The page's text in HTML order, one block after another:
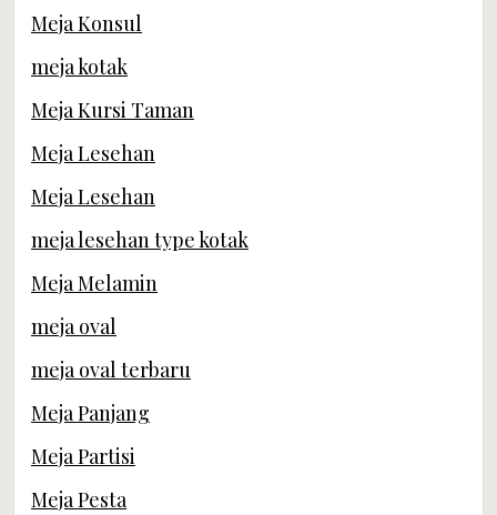
Meja Konsul
meja kotak
Meja Kursi Taman
Meja Lesehan
Meja Lesehan
meja lesehan type kotak
Meja Melamin
meja oval
meja oval terbaru
Meja Panjang
Meja Partisi
Meja Pesta